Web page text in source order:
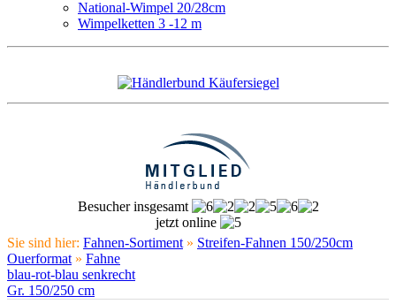
National-Wimpel 20/28cm
Wimpelketten 3 -12 m
Besucher insgesamt
jetzt online
Sie sind hier: Fahnen-Sortiment » Streifen-Fahnen 150/250cm
Ouerformat » Fahne
blau-rot-blau senkrecht
Gr. 150/250 cm